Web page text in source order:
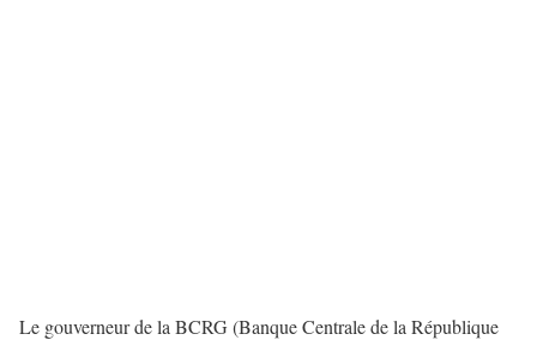
Le gouverneur de la BCRG (Banque Centrale de la République